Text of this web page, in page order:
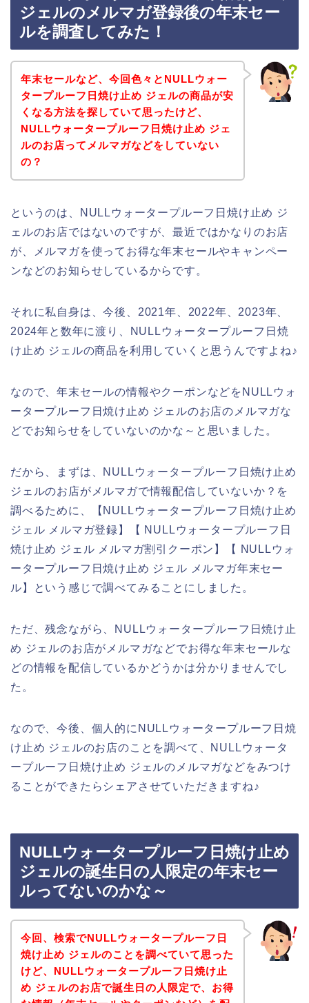
ジェルのメルマガ登録後の年末セー
ルを調査してみた！
年末セールなど、今回色々とNULLウォー
タープルーフ日焼け止め ジェルの商品が安
くなる方法を探していて思ったけど、
NULLウォータープルーフ日焼け止め ジェ
ルのお店ってメルマガなどをしていない
の？
というのは、NULLウォータープルーフ日焼け止め ジ
ェルのお店ではないのですが、最近ではかなりのお店
が、メルマガを使ってお得な年末セールやキャンペー
ンなどのお知らせしているからです。
それに私自身は、今後、2021年、2022年、2023年、
2024年と数年に渡り、NULLウォータープルーフ日焼
け止め ジェルの商品を利用していくと思うんですよね♪
なので、年末セールの情報やクーポンなどをNULLウォ
ータープルーフ日焼け止め ジェルのお店のメルマガな
どでお知らせをしていないのかな～と思いました。
だから、まずは、NULLウォータープルーフ日焼け止め
ジェルのお店がメルマガで情報配信していないか？を
調べるために、【NULLウォータープルーフ日焼け止め
ジェル メルマガ登録】【 NULLウォータープルーフ日
焼け止め ジェル メルマガ割引クーポン】【 NULLウォ
ータープルーフ日焼け止め ジェル メルマガ年末セー
ル】という感じで調べてみることにしました。
ただ、残念ながら、NULLウォータープルーフ日焼け止
め ジェルのお店がメルマガなどでお得な年末セールな
どの情報を配信しているかどうかは分かりませんでし
た。
なので、今後、個人的にNULLウォータープルーフ日焼
け止め ジェルのお店のことを調べて、NULLウォータ
ープルーフ日焼け止め ジェルのメルマガなどをみつけ
ることができたらシェアさせていただきますね♪
NULLウォータープルーフ日焼け止め
ジェルの誕生日の人限定の年末セー
ルってないのかな～
今回、検索でNULLウォータープルーフ日
焼け止め ジェルのことを調べていて思った
けど、NULLウォータープルーフ日焼け止
め ジェルのお店で誕生日の人限定で、お得